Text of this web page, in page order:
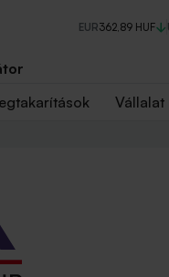
EUR362,89 HUF
Vállalat